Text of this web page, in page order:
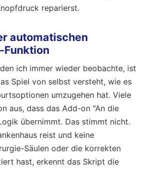
reparierst.
automatischen
Funktion
ich immer wieder beobachte, ist
Spiel von selbst versteht, wie es
umzugehen hat. Viele
aus, dass das Add-on "An die
übernimmt. Das stimmt nicht.
reist und keine
Säulen oder die korrekten
hast, erkennt das Skript die